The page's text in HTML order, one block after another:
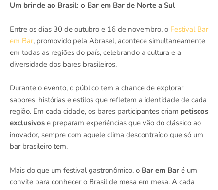
Um brinde ao Brasil: o Bar em Bar de Norte a Sul
Entre os dias 30 de outubro e 16 de novembro, o Festival Bar
em Bar, promovido pela Abrasel, acontece simultaneamente
em todas as regiões do país, celebrando a cultura e a
diversidade dos bares brasileiros.
Durante o evento, o público tem a chance de explorar
sabores, histórias e estilos que refletem a identidade de cada
região. Em cada cidade, os bares participantes criam petiscos
exclusivos e preparam experiências que vão do clássico ao
inovador, sempre com aquele clima descontraído que só um
bar brasileiro tem.
Mais do que um festival gastronômico, o Bar em Bar é um
convite para conhecer o Brasil de mesa em mesa. A cada